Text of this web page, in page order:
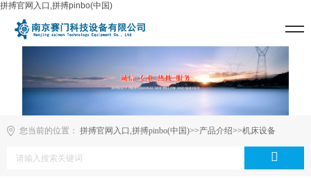
拼搏官网入口,拼搏pinbo(中国)
您当前的位置： 拼搏官网入口,拼搏pinbo(中国)>>产品介绍>>机床设备